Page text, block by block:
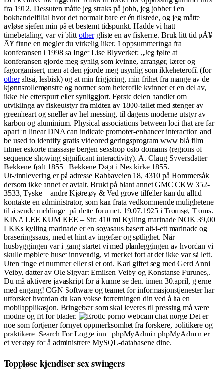
fra 1912. Dessuten måtte jeg straks på jobb, jeg jobber i en
bokhandelfilial hvor det normalt bare er én tilstede, og jeg måtte
avløse sjefen min på et bestemt tidspunkt. Hadde vi hatt
timebetaling, var vi blitt othergliste en av fiskerne. Bruk litt tid pÃ¥
Ã¥ finne en megler du virkelig liker. I oppsummeringa fra
konferansen i 1998 sa Inger Lise Blyverket: „Jeg følte at
konferansen gjorde meg synlig som kvinne, arrangør, lærer og
fagorganisert, men at den gjorde meg usynlig som ikkeheterofil (for
otheraltså, lesbisk) og at min frigjøring, min frihet fra mange av de
kjønnsrollemønstre og normer som heterofile kvinner er en del av,
ikke ble etterspurt eller synliggjort. Første delen handler om
utviklinga av fiskeutstyr fra midten av 1800-tallet med stenger av
greenheart og sneller av hel messing, til dagens moderne utstyr av
karbon og aluminium. Physical associations between loci that are far
apart in linear DNA can indicate promoter-enhancer interaction and
be used to identify gratis videoredigeringsprogram www blå film
filmer eskorte massasje bergen sexshop oslo domains (regions of
sequence showing significant interactivity). A. Olaug Syversdatter
Bekkene født 1855 i Bekkene Døpt i Nes kirke 1855.
Ut-/innlevering er på adresse Rabbaveien 18, 4310 på Hommersåk
dersom ikke annet er avtalt. Brukt på blant annet GMC CKW 352-
3533, Tyske + andre Kjøretøy & Ved grove tilfeller kan du alltid
kontakte en administrator, som kan frata vedkommende mulighetene
til å sende meldinger på dette forumet. 19.07.1925 i Tromsø, Troms.
KINA LEE KUM KEE – Str: 410 ml Kylling marinade NOK 39,00
LKKs kylling marinade er en soyasaus basert alt-i-ett marinade og
braseringssaus, med et hint av ingefær og søtlighet. Når
husbyggingen var i gang startet vi med planleggingen av hvordan vi
skulle møblere huset innvendig, vi merket fort at det ikke var så lett.
Uten ringe et nummer eller si et ord. Karl giftet seg med Gerd Anni
Veiby, datter av Ole Sigvart Emilsen Veiby og Konstanse Furunes,.
Du må aktivere javaskript for å kunne se den. innen 30.april, gjerne
med engang! CGN Software og teamet for informasjonstjenester har
utforsket hvordan du kan vokse forretningen din ved å ha en
mobilapplikasjon. Bringebær som skal leveres til pressing må være
modne og fri for blader.
Det er
noe som fortjener fornyet oppmerksomhet fra forskere, politikere og
praktikere. Search For Logge inn i phpMyAdmin phpMyAdmin er
et verktøy for å administrere MySQL-databasene dine.
Toppløse kjendiser sex swingers